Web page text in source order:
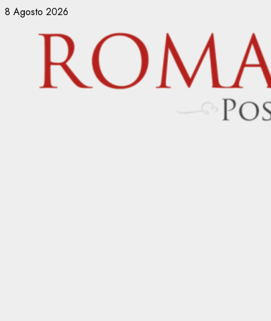
Vai
contenuto
8 Agosto 2026